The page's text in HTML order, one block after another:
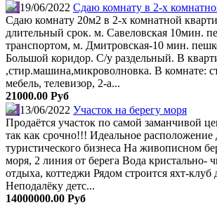
19/06/2022 Сдаю комнату в 2-х
Сдаю комнату 20м2 в 2-х комнатной
длительный срок. м. Савеловская 10мин.
транспортом, м. Дмитровская-10 мин.
Большой коридор. С/у раздельный. В
,стир.машина,микроволновка. В комнате:
мебель, телевизор, 2-а...
21000.00 Руб
13/06/2022 Участок на берегу моря
Продаётся участок по самой заманчивой
так как срочно!!! Идеальное расположение
туристического бизнеса На живописном
моря, 2 линия от берега Вода кристально-
отдыха, коттеджи Рядом строится яхт-клуб
Неподалёку детс...
14000000.00 Руб